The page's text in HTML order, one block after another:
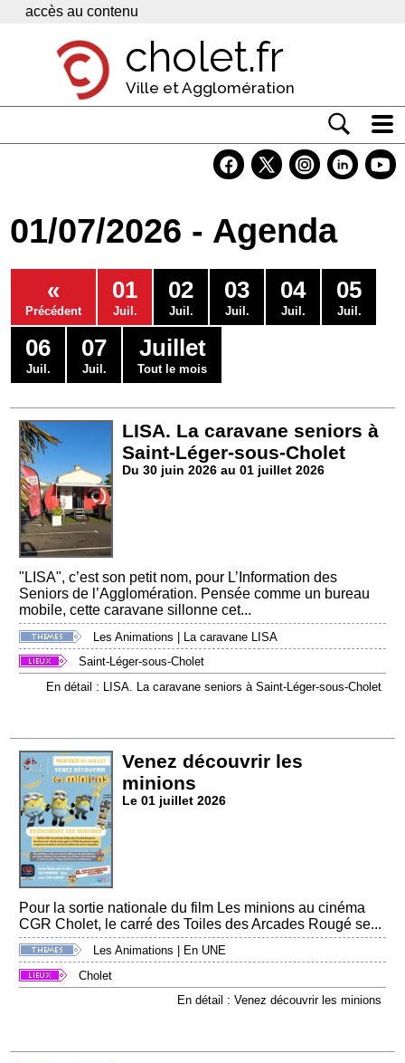
Panneau de gestion des cookies
accès au contenu
cholet.fr
Ville et Agglomération
Economie
Services
Contacts
01/07/2026 - Agenda
«
Précédent
01
Juil.
02
Juil.
03
Juil.
04
Juil.
05
Juil.
06
Juil.
07
Juil.
Juillet
Tout le mois
LISA. La caravane seniors à
Saint-Léger-sous-Cholet
Du 30 juin 2026 au 01 juillet 2026
"LISA", c’est son petit nom, pour L’Information des
Seniors de l’Agglomération. Pensée comme un bureau
mobile, cette caravane sillonne cet...
Les Animations | La caravane LISA
Saint-Léger-sous-Cholet
En détail : LISA. La caravane seniors à Saint-Léger-sous-Cholet
Venez découvrir les
minions
Le 01 juillet 2026
Pour la sortie nationale du film Les minions au cinéma
CGR Cholet, le carré des Toiles des Arcades Rougé se...
Les Animations
En UNE
Cholet
En détail : Venez découvrir les minions